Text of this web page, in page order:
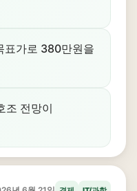
표가로 380만원을
조 전망이